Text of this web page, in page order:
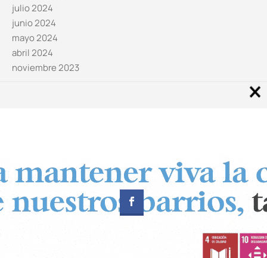
julio 2024
junio 2024
mayo 2024
abril 2024
noviembre 2023